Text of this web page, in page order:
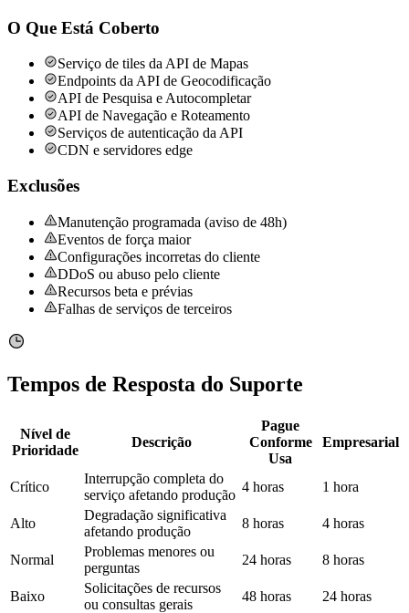
O Que Está Coberto
Serviço de tiles da API de Mapas
Endpoints da API de Geocodificação
API de Pesquisa e Autocompletar
API de Navegação e Roteamento
Serviços de autenticação da API
CDN e servidores edge
Exclusões
Manutenção programada (aviso de 48h)
Eventos de força maior
Configurações incorretas do cliente
DDoS ou abuso pelo cliente
Recursos beta e prévias
Falhas de serviços de terceiros
Tempos de Resposta do Suporte
Nível de
Prioridade
Descrição
Pague
Conforme
Usa
Empresarial
Crítico
Interrupção completa do
serviço afetando produção
4 horas 1 hora
Alto
Degradação significativa
afetando produção
8 horas 4 horas
Normal
Problemas menores ou
perguntas
24 horas 8 horas
Baixo
Solicitações de recursos
ou consultas gerais
48 horas 24 horas